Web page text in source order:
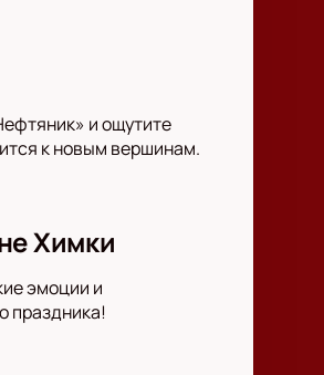
и ощутите
к новым вершинам.
Химки
эмоции и
праздника!